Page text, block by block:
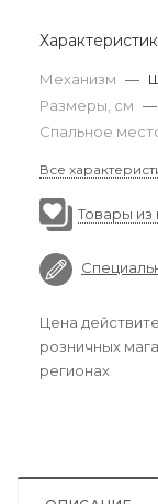
Механизм —
Размеры, см —
Спальное
Все
Товары из
Цена
розничных
регионах